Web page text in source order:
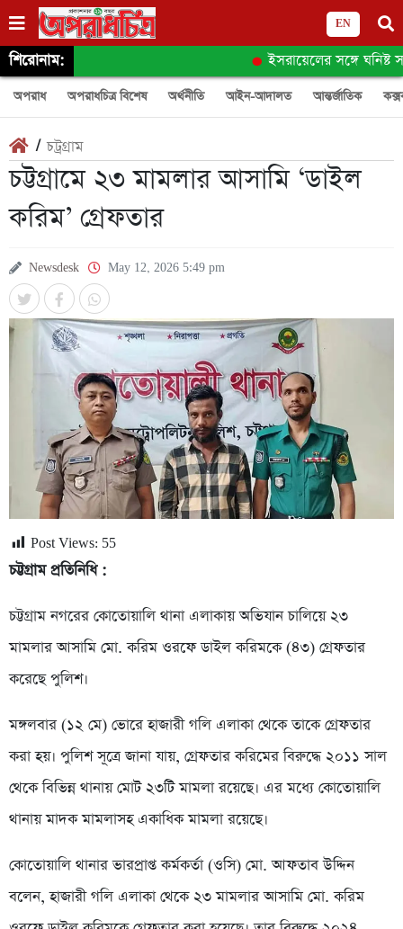
EN
শিরোনাম: ইসরায়েলের সঙ্গে ঘনিষ্ট
অপরাধ অপরাধচিত্র বিশেষ অর্থনীতি আইন-আদালত আন্তর্জাতিক
/চট্রগ্রাম
চট্টগ্রামে ২৩ মামলার আসামি ‘ডাইল
করিম’ গ্রেফতার
Newsdesk May 12, 2026 5:49 pm
Post Views: 55
চট্টগ্রাম প্রতিনিধি :
চট্টগ্রাম নগরের কোতোয়ালি থানা এলাকায় অভিযান চালিয়ে ২৩
মামলার আসামি মো. করিম ওরফে ডাইল করিমকে (৪৩) গ্রেফতার
করেছে পুলিশ।
মঙ্গলবার (১২ মে) ভোরে হাজারী গলি এলাকা থেকে তাকে গ্রেফতার
করা হয়। পুলিশ সূত্রে জানা যায়, গ্রেফতার করিমের বিরুদ্ধে ২০১১ সাল
থেকে বিভিন্ন থানায় মোট ২৩টি মামলা রয়েছে। এর মধ্যে কোতোয়ালি
থানায় মাদক মামলাসহ একাধিক মামলা রয়েছে।
কোতোয়ালি থানার ভারপ্রাপ্ত কর্মকর্তা (ওসি) মো. আফতাব উদ্দিন
বলেন, হাজারী গলি এলাকা থেকে ২৩ মামলার আসামি মো. করিম